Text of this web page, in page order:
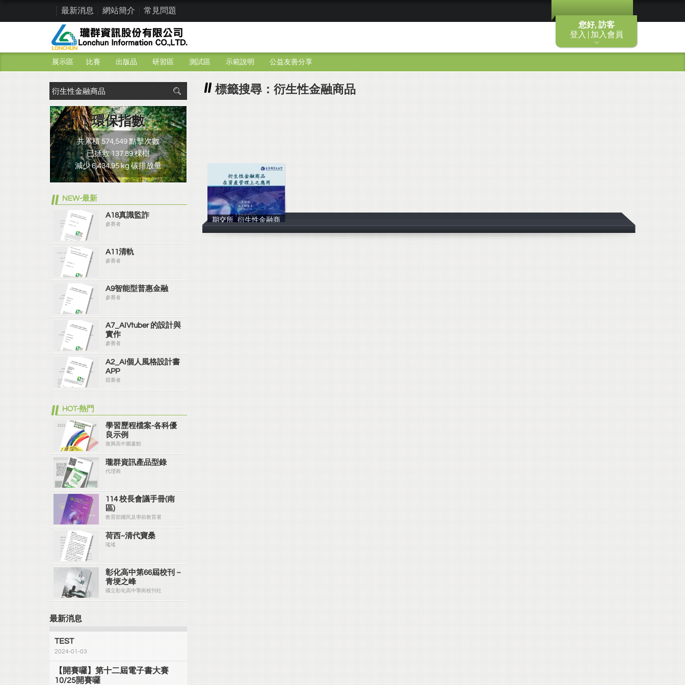
您好, 訪客
登入 | 加入會員
最新消息 網站簡介 常見問題
展示區 比賽 出版品 研習區 測試區 示範說明 公益友善分享
標籤搜尋：衍生性金融商品
期交所_衍生性金融商
台大財金系 李
環保指數
共累積 574,549 點擊次數
已拯救 137.89 棵樹
減少 6,434.95 kg 碳排放量
NEW-最新
A18真識監詐
參賽者
A11清軌
參賽者
A9智能型普惠金融
參賽者
A7_AIVtuber 的設計與
實作
參賽者
A2_AI個人風格設計書
APP
競賽者
HOT-熱門
學習歷程檔案-各科優
良示例
復興高中圖書館
瓏群資訊產品型錄
代理商
114 校長會議手冊(南
區)
教育部國民及學前教育署
荷西~清代寶桑
瑤瑤
彰化高中第66屆校刊－
青埂之峰
國立彰化高中擎崗校刊社
最新消息
TEST
2024-01-03
【開賽囉】第十二屆電子書大賽
10/25開賽囉